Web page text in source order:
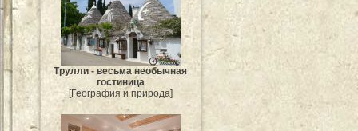
Трулли - весьма необычная
гостиница
[География и природа]